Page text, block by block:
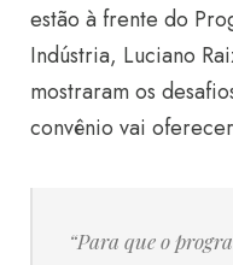
estão à frente do
Indústria, Luciano
mostraram os
convênio vai
“Para que o